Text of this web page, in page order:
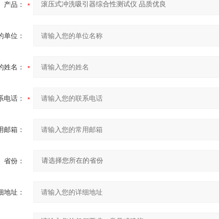
产品：
单位：
姓名：
电话：
邮箱：
省份：
地址：